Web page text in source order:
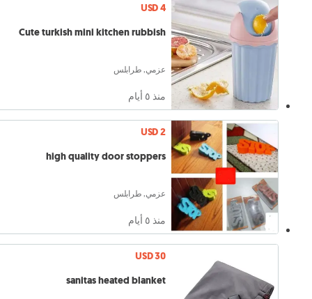
USD 4
Cute turkish mini kitchen rubbish
عزمي, طرابلس
منذ ٥ أيام
USD 2
high quality door stoppers
عزمي, طرابلس
منذ ٥ أيام
USD 30
sanitas heated blanket